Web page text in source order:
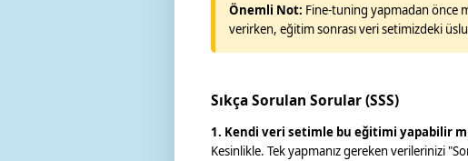
Önemli Not: Fine-tuning yapmadan önce
verirken, eğitim sonrası veri setimizdeki
Sıkça Sorulan Sorular (SSS)
1. Kendi veri setimle bu eğitimi yapabilir
Kesinlikle. Tek yapmanız gereken verilerinizi